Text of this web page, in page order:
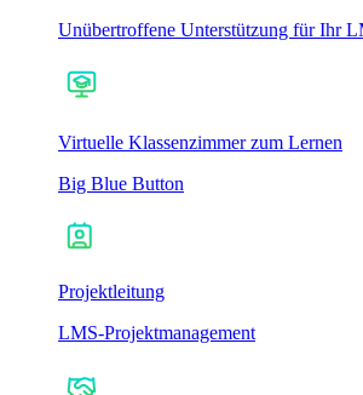
Unübertroffene Unterstützung für Ihr
Virtuelle Klassenzimmer zum Lernen
Big Blue Button
Projektleitung
LMS-Projektmanagement